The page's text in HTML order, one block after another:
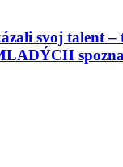
svoj talent –